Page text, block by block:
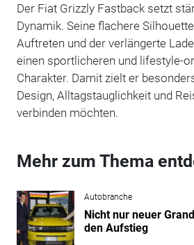
Der Fiat Grizzly Fastback setzt
Dynamik. Seine flachere
Auftreten und der verlängerte
einen sportlicheren und lifestyle-
Charakter. Damit zielt er
Design, Alltagstauglichkeit und
verbinden möchten.
Mehr zum Thema
Autobranche
Nicht nur neuer
den Aufstieg